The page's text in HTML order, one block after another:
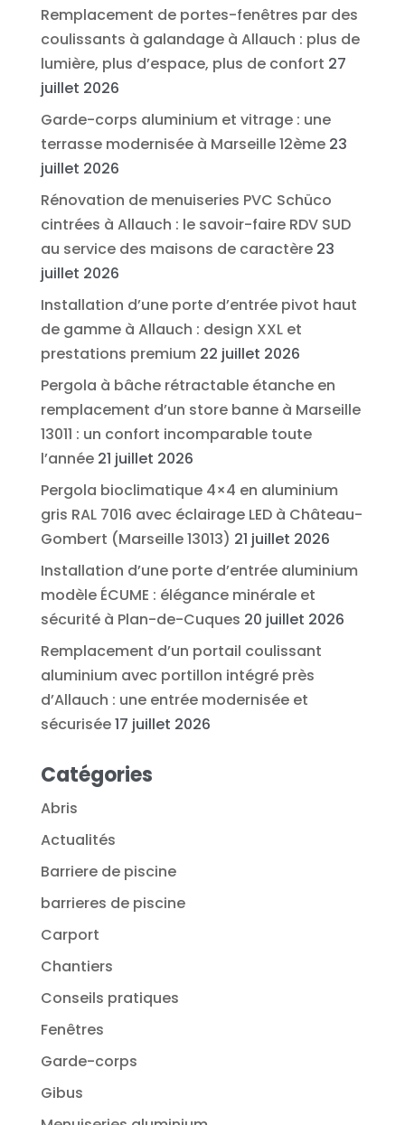
Remplacement de portes-fenêtres par des
coulissants à galandage à Allauch : plus de
lumière, plus d’espace, plus de confort 27
juillet 2026
Garde-corps aluminium et vitrage : une
terrasse modernisée à Marseille 12ème 23
juillet 2026
Rénovation de menuiseries PVC Schüco
cintrées à Allauch : le savoir-faire RDV SUD
au service des maisons de caractère 23
juillet 2026
Installation d’une porte d’entrée pivot haut
de gamme à Allauch : design XXL et
prestations premium 22 juillet 2026
Pergola à bâche rétractable étanche en
remplacement d’un store banne à Marseille
13011 : un confort incomparable toute
l’année 21 juillet 2026
Pergola bioclimatique 4×4 en aluminium
gris RAL 7016 avec éclairage LED à Château-
Gombert (Marseille 13013) 21 juillet 2026
Installation d’une porte d’entrée aluminium
modèle ÉCUME : élégance minérale et
sécurité à Plan-de-Cuques 20 juillet 2026
Remplacement d’un portail coulissant
aluminium avec portillon intégré près
d’Allauch : une entrée modernisée et
sécurisée17 juillet 2026
Catégories
Abris
Actualités
Barriere de piscine
barrieres de piscine
Carport
Chantiers
Conseils pratiques
Fenêtres
Garde-corps
Gibus